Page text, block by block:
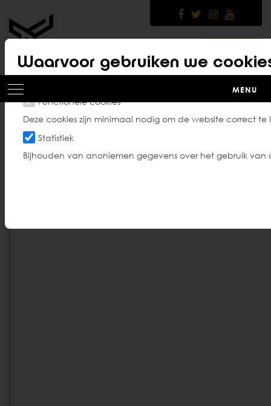
main
content
Waarvoor gebruiken we
Functionele cookies
Deze cookies zijn minimaal nodig om de website correct te
Statistiek
Bijhouden van anoniemen gegevens over het gebruik van
MENU